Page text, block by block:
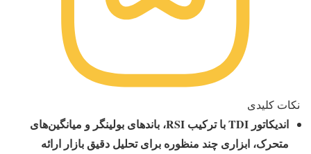
نکات کلیدی
اندیکاتور TDI با ترکیب RSI، باندهای بولینگر و میانگین‌های
متحرک، ابزاری چند منظوره برای تحلیل دقیق بازار ارائه